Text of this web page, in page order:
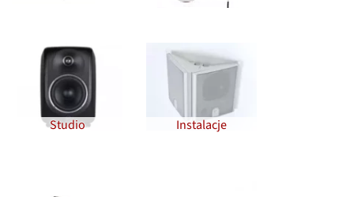
Studio Instalacje